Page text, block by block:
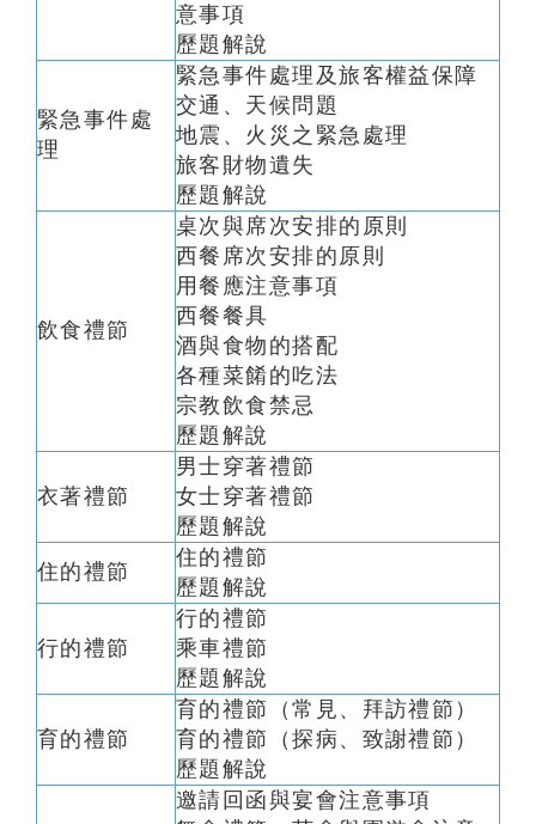
意事項
歷題解說
緊急事件處
理
緊急事件處理及旅客權益保障
交通、天候問題
地震、火災之緊急處理
旅客財物遺失
歷題解說
飲食禮節
桌次與席次安排的原則
西餐席次安排的原則
用餐應注意事項
西餐餐具
酒與食物的搭配
各種菜餚的吃法
宗教飲食禁忌
歷題解說
衣著禮節
男士穿著禮節
女士穿著禮節
歷題解說
住的禮節
住的禮節
歷題解說
行的禮節
行的禮節
乘車禮節
歷題解說
育的禮節
育的禮節（常見、拜訪禮節）
育的禮節（探病、致謝禮節）
歷題解說
邀請回函與宴會注意事項